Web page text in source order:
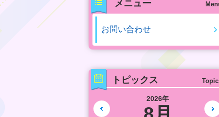
メニュー
お問い合わせ
トピックス
2026年
前の月へ